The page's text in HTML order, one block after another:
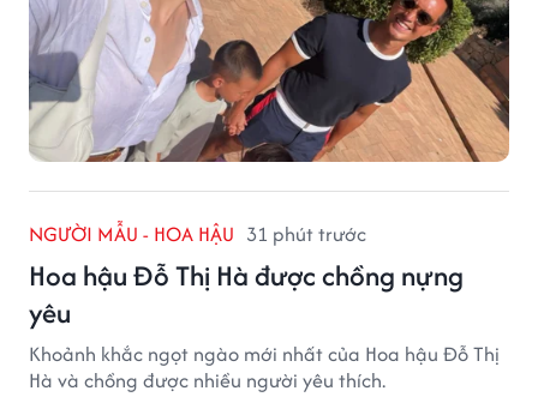
NGƯỜI MẪU - HOA HẬU 31 phút trước
Hoa hậu Đỗ Thị Hà được chồng nựng
yêu
Khoảnh khắc ngọt ngào mới nhất của Hoa hậu Đỗ Thị
Hà và chồng được nhiều người yêu thích.